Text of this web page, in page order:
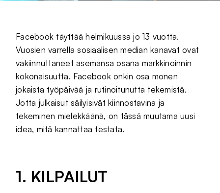
Facebook täyttää helmikuussa jo 13 vuotta.
Vuosien varrella sosiaalisen median kanavat ovat
vakiinnuttaneet asemansa osana markkinoinnin
kokonaisuutta. Facebook onkin osa monen
jokaista työpäivää ja rutinoitunutta tekemistä.
Jotta julkaisut säilyisivät kiinnostavina ja
tekeminen mielekkäänä, on tässä muutama uusi
idea, mitä kannattaa testata.
1. KILPAILUT